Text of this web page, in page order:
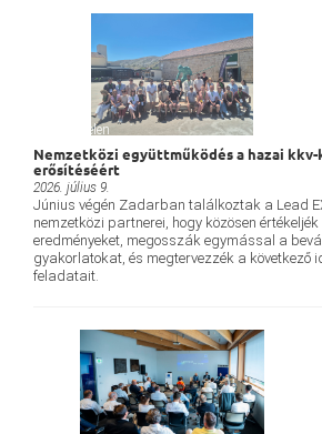
Névtelen
Nemzetközi együttműködés a hazai
erősítéséért
2026. július 9.
Június végén Zadarban találkoztak a Lead
nemzetközi partnerei, hogy közösen
eredményeket, megosszák egymással a
gyakorlatokat, és megtervezzék a következő
feladatait.